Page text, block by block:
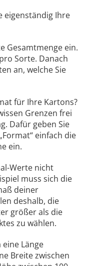
eigenständig Ihre
Gesamtmenge ein.
Sorte. Danach
an, welche Sie
für Ihre Kartons?
Grenzen frei
Dafür geben Sie
einfach die
ein.
Werte nicht
muss sich die
deiner
deshalb, die
größer als die
zu wählen.
Länge
Breite zwischen